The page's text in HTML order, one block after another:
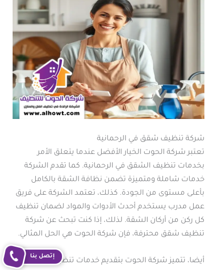
شركة تنظيف شقق في الرحمانية
تعتبر شركة الحوت الخيار الأفضل عندما يتعلق الأمر
بخدمات تنظيف الشقق في الرحمانية. كما تقدم الشركة
خدمات شاملة ومتميزة تضمن نظافة الشقة بالكامل
بأعلى مستوى من الجودة. كذلك، تعتمد الشركة على فريق
عمل مدرب يستخدم أحدث الأدوات والمواد لضمان تنظيف
كل ركن من أركان الشقة. لذلك، إذا كنت تبحث عن شركة
تنظيف شقق محترفة، فإن شركة الحوت هي الحل المثالي.
أيضا، تتميز شركة الحوت بتقديم خدمات تنظيف فلل
إتصل بنا